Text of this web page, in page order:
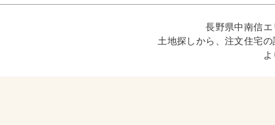
長野県中南信
土地探しから、注文住宅